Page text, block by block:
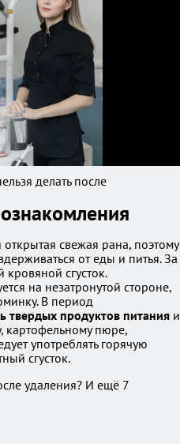
делать после
открытая свежая рана, поэтому
от еды и питья. За
сгусток.
на незатронутой стороне,
В период
твердых продуктов питания и
картофельному пюре,
употреблять горячую
сгусток.